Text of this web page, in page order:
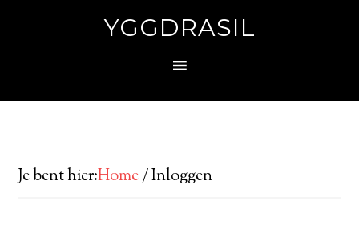
YGGDRASIL
Je bent hier:Home/Inloggen